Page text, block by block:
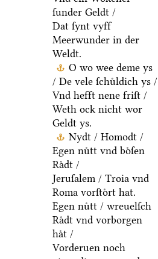
ſunder Geldt /
Dat ſynt vyff
Meerwunder in der
Weldt.
O wo wee deme ys
/ De vele ſchuͤldich ys /
Vnd hefft nene friſt /
Weth ock nicht wor
Geldt ys.
Nydt / Homodt /
Egen nuͤtt vnd boͤſen
Raͤdt /
Jeruſalem / Troia vnd
Roma vorſtoͤrt hat.
Egen nuͤtt / wreuelſch
Raͤdt vnd vorborgen
haͤt /
Vorderuen noch